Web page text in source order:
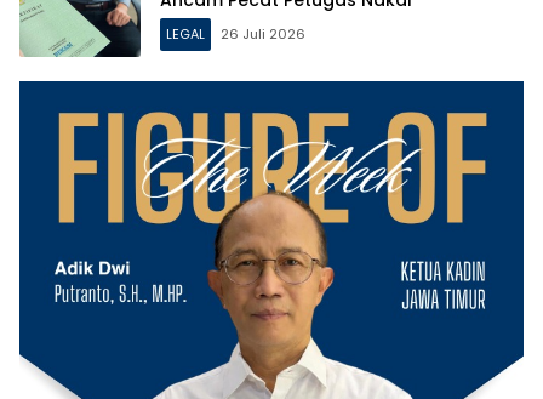
LEGAL 26 Juli 2026